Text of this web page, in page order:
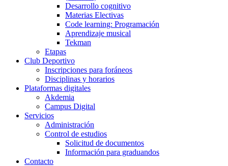
Desarrollo cognitivo
Materias Electivas
Code learning: Programación
Aprendizaje musical
Tekman
Etapas
Club Deportivo
Inscripciones para foráneos
Disciplinas y horarios
Plataformas digitales
Akdemia
Campus Digital
Servicios
Administración
Control de estudios
Solicitud de documentos
Información para graduandos
Contacto